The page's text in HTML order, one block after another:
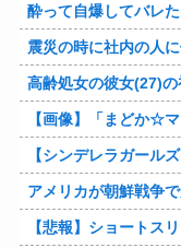
酔って自爆してバレた… 子供の態度が変わって旦那の口から離婚
震災の時に社内の人に優しくされて気になって、６年付き合った彼
高齢処女の彼女(27)
【画像】「まどか☆マギカ」巴マミ、美樹さ
【シンデレラガールズ】百鬼
アメリカが朝鮮戦争
【悲報】ショートスリーパー堀大輔